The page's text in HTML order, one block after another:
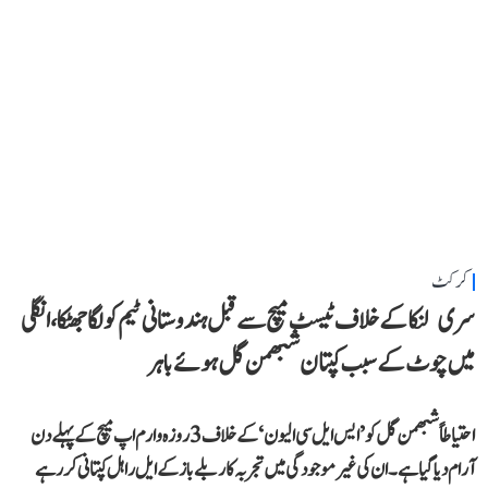
کرکٹ
سری لنکا کے خلاف ٹیسٹ میچ سے قبل ہندوستانی ٹیم کو لگا جھٹکا، انگلی
میں چوٹ کے سبب کپتان شبھمن گل ہوئے باہر
احتیاطاً شبھمن گل کو ’ایس ایل سی الیون‘ کے خلاف 3 روزہ وارم اپ میچ کے پہلے دن
آرام دیا گیا ہے۔ ان کی غیر موجودگی میں تجربہ کار بلے باز کے ایل راہل کپتانی کر رہے